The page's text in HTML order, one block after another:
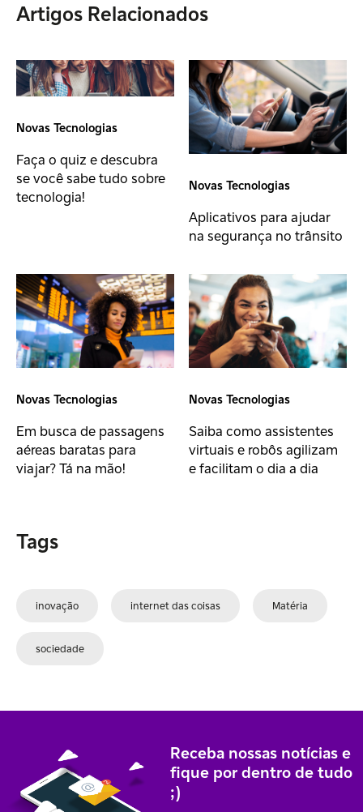
Artigos Relacionados
Novas Tecnologias
Faça o quiz e descubra
se você sabe tudo sobre
tecnologia!
Novas Tecnologias
Aplicativos para ajudar
na segurança no trânsito
Novas Tecnologias
Em busca de passagens
aéreas baratas para
viajar? Tá na mão!
Novas Tecnologias
Saiba como assistentes
virtuais e robôs agilizam
e facilitam o dia a dia
Tags
inovação internet das coisas Matéria
sociedade
Receba nossas notícias e
fique por dentro de tudo
;)